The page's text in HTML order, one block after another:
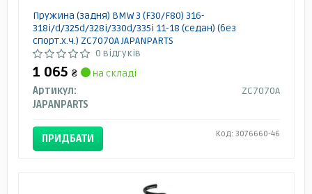
Пружина (задня) BMW 3 (F30/F80) 316-
318i/d/325d/328i/330d/335i 11-18 (седан) (без
спорт.х.ч.) ZC7070A JAPANPARTS
0 відгуків
1 065 ₴
на складі
Артикул:
ZC7070A
JAPANPARTS
ПРИДБАТИ Код: 3076660-46